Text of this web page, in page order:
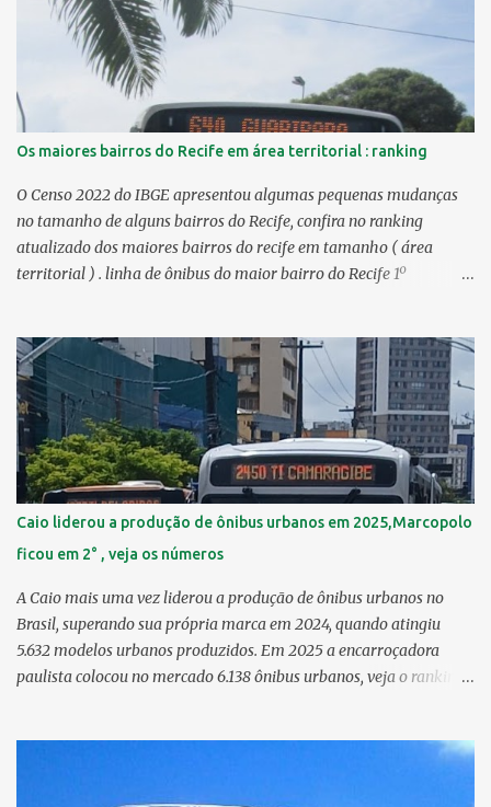
Os maiores bairros do Recife em área territorial : ranking
O Censo 2022 do IBGE apresentou algumas pequenas mudanças
no tamanho de alguns bairros do Recife, confira no ranking
atualizado dos maiores bairros do recife em tamanho ( área
territorial ) . linha de ônibus do maior bairro do Recife 1º
Curado 7,98 km² 5º Boa Viagem 7,76 km² > no Censo 2010 : 7,53
km² 6º Imbiribeira 6,65 km² > no Censo 2010 : 6,66 km² 7º Pina
6,29 km² 8º Dois Irmãos 5,85 km² 9º Barro 4,54 km² 10º Iputinga
4,33 km² > no Censo 2010 : 4,34 km² 11º Cohab 4,33 km² > no
Censo 2010: 4,26 km² 12º Passarinho 4,06 km² 13º Santo Amaro
3,80 km² 14º Afogados 3,69 km² 15º Cordeiro 3,40 km² 16º São José
3,26 km² 17º Dois Unidos 3,12 km² 18...
Caio liderou a produção de ônibus urbanos em 2025,Marcopolo
ficou em 2° , veja os números
A Caio mais uma vez liderou a produção de ônibus urbanos no
Brasil, superando sua própria marca em 2024, quando atingiu
5.632 modelos urbanos produzidos. Em 2025 a encarroçadora
paulista colocou no mercado 6.138 ônibus urbanos, veja o ranking